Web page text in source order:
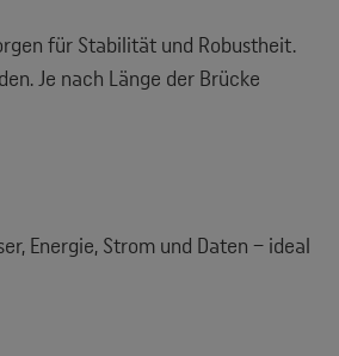
für Stabilität und Robustheit.
Je nach Länge der Brücke
Energie, Strom und Daten – ideal